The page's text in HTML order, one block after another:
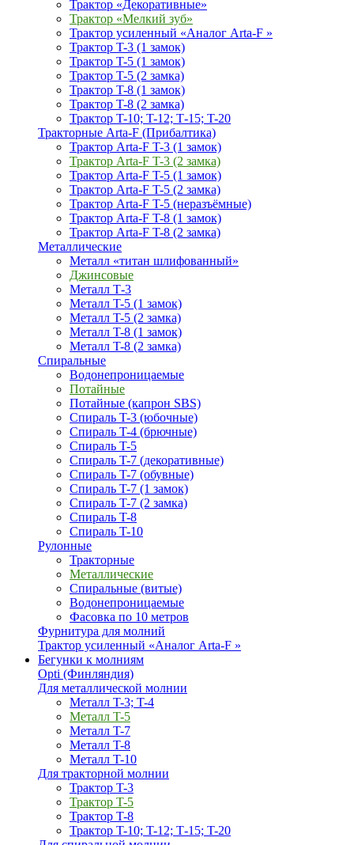
Трактор «Декоративные»
Трактор «Мелкий зуб»
Трактор усиленный «Аналог Arta-F »
Трактор T-3 (1 замок)
Трактор T-5 (1 замок)
Трактор T-5 (2 замка)
Трактор T-8 (1 замок)
Трактор T-8 (2 замка)
Трактор T-10; T-12; Т-15; T-20
Тракторные Arta-F (Прибалтика)
Трактор Arta-F T-3 (1 замок)
Трактор Arta-F T-3 (2 замка)
Трактор Arta-F T-5 (1 замок)
Трактор Arta-F T-5 (2 замка)
Трактор Arta-F T-5 (неразъёмные)
Трактор Arta-F T-8 (1 замок)
Трактор Arta-F T-8 (2 замка)
Металлические
Металл «титан шлифованный»
Джинсовые
Металл Т-3
Металл T-5 (1 замок)
Металл T-5 (2 замка)
Металл T-8 (1 замок)
Металл T-8 (2 замка)
Спиральные
Водонепроницаемые
Потайные
Потайные (капрон SBS)
Спираль T-3 (юбочные)
Спираль T-4 (брючные)
Спираль T-5
Спираль T-7 (декоративные)
Спираль T-7 (обувные)
Спираль T-7 (1 замок)
Спираль T-7 (2 замка)
Спираль T-8
Спираль T-10
Рулонные
Тракторные
Металлические
Спиральные (витые)
Водонепроницаемые
Фасовка по 10 метров
Фурнитура для молний
Трактор усиленный «Аналог Arta-F »
Бегунки к молниям
Opti (Финляндия)
Для металлической молнии
Металл T-3; T-4
Металл T-5
Металл T-7
Металл T-8
Металл T-10
Для тракторной молнии
Трактор T-3
Трактор T-5
Трактор T-8
Трактор T-10; T-12; Т-15; T-20